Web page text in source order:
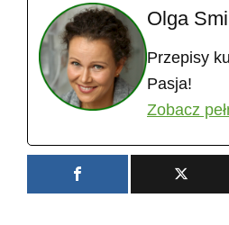
Olga
Przepisy
Pasja!
Zobacz